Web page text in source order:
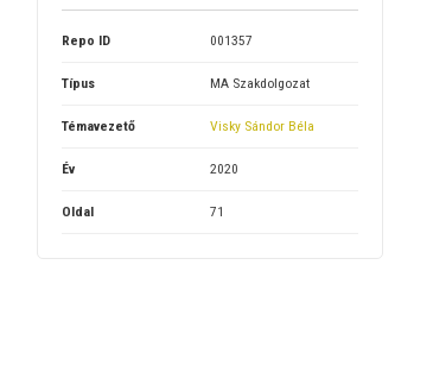
Repo ID 001357
Típus MA Szakdolgozat
Témavezető Visky Sándor Béla
Év 2020
Oldal 71